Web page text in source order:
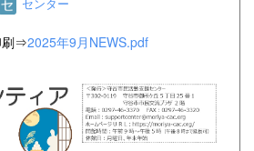
刷⇒2025年9月NEWS.pdf